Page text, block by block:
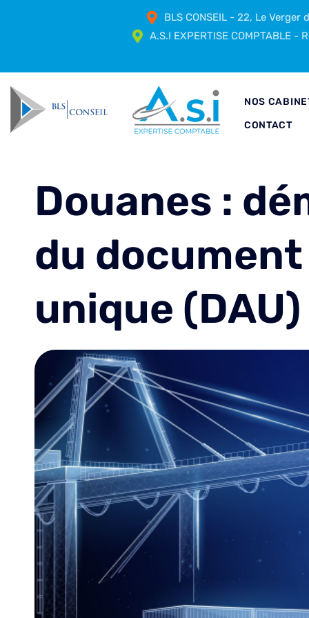
BLS CONSEIL - 22, Le Verger
A.S.I EXPERTISE COMPTABLE
NOS
CONTACT
Douanes :
du
unique (DAU)